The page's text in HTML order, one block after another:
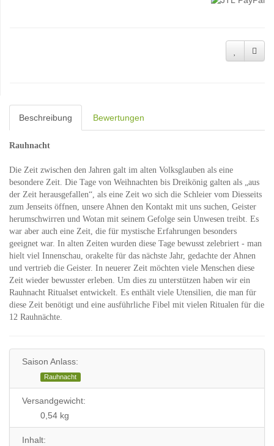
Beschreibung Bewertungen
Rauhnacht
Die Zeit zwischen den Jahren galt im alten Volksglauben als eine
besondere Zeit. Die Tage von Weihnachten bis Dreikönig galten als „aus
der Zeit herausgefallen“, als eine Zeit wo sich die Schleier vom Diesseits
zum Jenseits öffnen, unsere Ahnen den Kontakt mit uns suchen, Geister
herumschwirren und Wotan mit seinem Gefolge sein Unwesen treibt. Es
war aber auch eine Zeit, die für mystische Erfahrungen besonders
geeignet war. In alten Zeiten wurden diese Tage bewusst zelebriert - man
hielt viel Innenschau, orakelte für das nächste Jahr, gedachte der Ahnen
und vertrieb die Geister. In neuerer Zeit möchten viele Menschen diese
Zeit wieder bewusster erleben. Um dies zu unterstützen haben wir ein
Rauhnacht Ritualset entwickelt. Es enthält viele Utensilien, die man für
diese Zeit benötigt und eine ausführliche Fibel mit vielen Ritualen für die
12 Rauhnächte.
Saison Anlass:
Rauhnacht
Versandgewicht:
0,54 kg
Inhalt: